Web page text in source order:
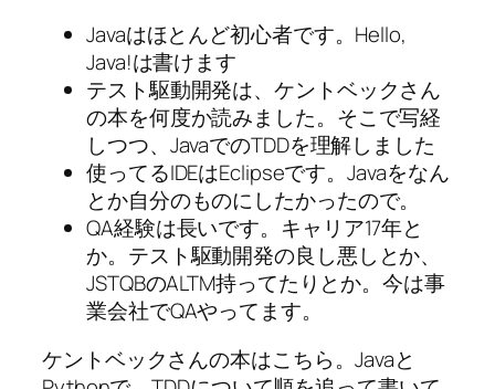
Javaはほとんど初心者です。Hello,
Java!は書けます
テスト駆動開発は、ケントベックさん
の本を何度か読みました。そこで写経
しつつ、JavaでのTDDを理解しました
使ってるIDEはEclipseです。Javaをなん
とか自分のものにしたかったので。
QA経験は長いです。キャリア17年と
か。テスト駆動開発の良し悪しとか、
JSTQBのALTM持ってたりとか。今は事
業会社でQAやってます。
ケントベックさんの本はこちら。Javaと